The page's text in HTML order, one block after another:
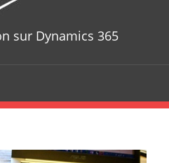
sur Dynamics 365